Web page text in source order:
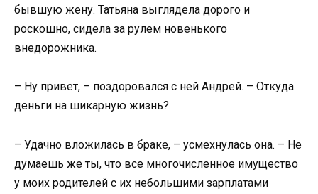
бывшую жену. Татьяна выглядела дорого и
роскошно, сидела за рулем новенького
внедорожника.
– Ну привет, – поздоровался с ней Андрей. – Откуда
деньги на шикарную жизнь?
– Удачно вложилась в браке, – усмехнулась она. – Не
думаешь же ты, что все многочисленное имущество
у моих родителей с их небольшими зарплатами